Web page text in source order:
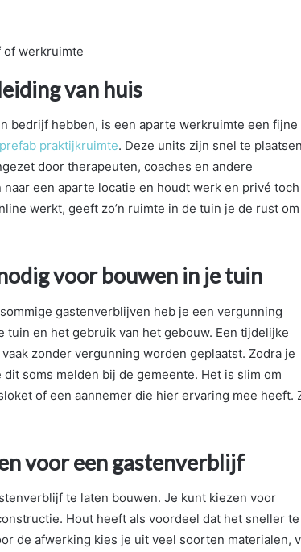
van huis
bedrijf hebben, is een aparte werkruimte een fijne
prefab praktijkruimte. Deze units zijn snel te plaatsen
door therapeuten, coaches en andere
een aparte locatie en houdt werk en privé toch
werkt, geeft zo’n ruimte in de tuin je de rust om
voor bouwen in je tuin
gastenverblijven heb je een vergunning
tuin en het gebruik van het gebouw. Een tijdelijke
zonder vergunning worden geplaatst. Zodra je
soms melden bij de gemeente. Het is slim om
of een aannemer die hier ervaring mee heeft.
voor een gastenverblijf
te laten bouwen. Je kunt kiezen voor
Hout heeft als voordeel dat het sneller te
de afwerking kies je uit veel soorten materialen,